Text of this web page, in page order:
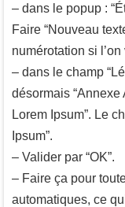
– dans le popup :
Faire “Nouveau
numérotation si
– dans le champ
désormais “Annexe
Lorem Ipsum”. Le
Ipsum”.
– Valider par “OK”.
– Faire ça pour
automatiques, ce